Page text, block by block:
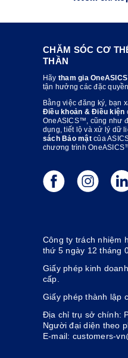
CHĂM SÓC CƠ
THẦN
Hãy tham gia
tận hưởng các đặc
Bằng việc đăng ký, bạn
Điều khoản & Điều kiện
OneASICS™, cũng như
dụng, tiết lộ và xử lý dữ
sách Bảo mậtcủa
chương trình
Công ty trách nhiệm
thứ 5 ngày 12 tháng
Giấy phép kinh
cấp.
Giấy phép thành lập
Địa chỉ trụ sở chính:
Người đại diện theo
E-mail: customers-